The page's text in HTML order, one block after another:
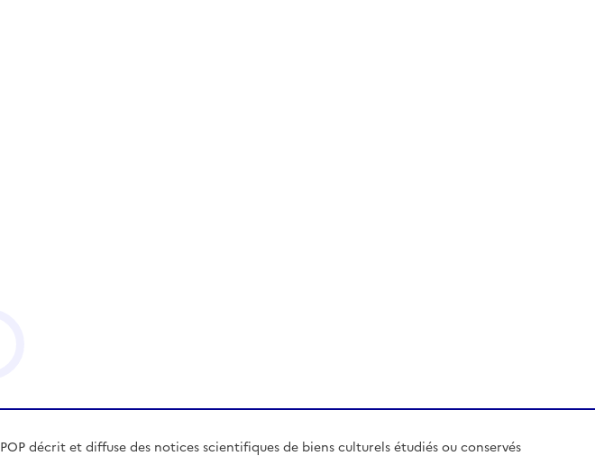
POP décrit et diffuse des notices scientifiques de biens culturels étudiés ou conservés